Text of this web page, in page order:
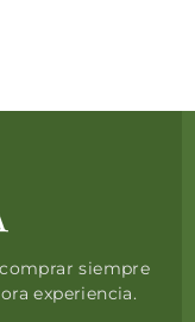
siempre
experiencia.